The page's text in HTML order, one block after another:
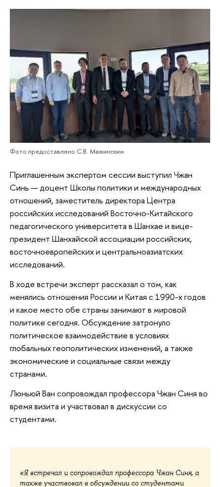
Фото предоставлено С.В. Мажинским
Приглашенным экспертом сессии выступил Чжан
Синь — доцент Школы политики и международных
отношений, заместитель директора Центра
российских исследований Восточно-Китайского
педагогического университета в Шанхае и вице-
президент Шанхайской ассоциации российских,
восточноевропейских и центральноазиатских
исследований.
В ходе встречи эксперт рассказал о том, как
менялись отношения России и Китая с 1990-х годов
и какое место обе страны занимают в мировой
политике сегодня. Обсуждение затронуло
политическое взаимодействие в условиях
глобальных геополитических изменений, а также
экономические и социальные связи между
странами.
Люньюй Ван сопровождал профессора Чжан Синя во
время визита и участвовал в дискуссии со
студентами.
«Я встречал и сопровождал профессора Чжан Синя, а
также участвовал в обсуждении со студентами